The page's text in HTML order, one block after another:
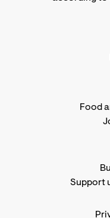
Food
Support